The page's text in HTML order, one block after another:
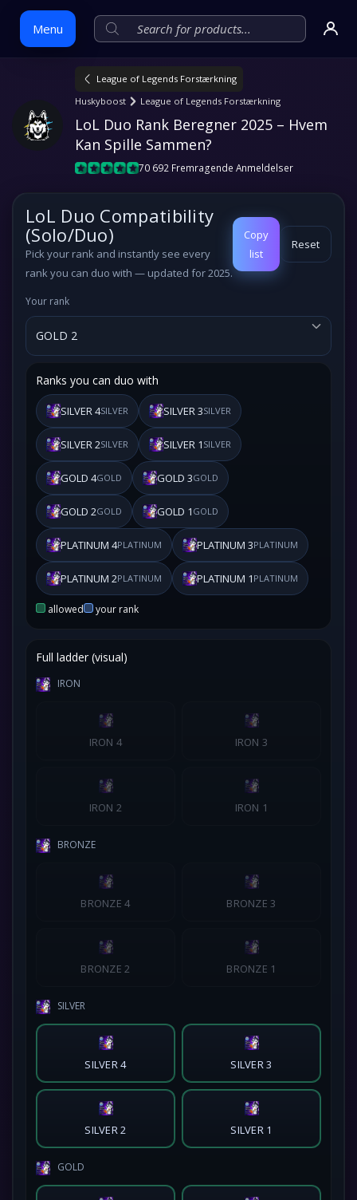
Menu
content
League of Legends Forstærkning
Huskyboost
League of Legends Forstærkning
LoL Duo Rank Beregner 2025 – Hvem
Kan Spille Sammen?
70 692 Fremragende Anmeldelser
LoL Duo Compatibility
(Solo/Duo)
Pickyour rank and instantly see every
rank you can duo with — updated for 2025.
Copy
list
Reset
Your rank
Ranks you can duo with
SILVER 4SILVER SILVER 3SILVER
SILVER 2SILVER SILVER 1 SILVER
GOLD 4GOLD GOLD 3GOLD
GOLD 2GOLD GOLD 1 GOLD
PLATINUM 4PLATINUM PLATINUM 3PLATINUM
PLATINUM 2PLATINUM PLATINUM 1 PLATINUM
allowed your rank
Full ladder (visual)
IRON
IRON 4 IRON 3
IRON 2 IRON 1
BRONZE
BRONZE 4 BRONZE 3
BRONZE 2 BRONZE 1
SILVER
SILVER 4 SILVER 3
SILVER 2 SILVER 1
GOLD